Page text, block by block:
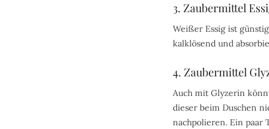
3. Zaubermittel
Weißer Essig ist
kalklösend und
4. Zaubermittel
Auch mit Glyzerin
dieser beim Duschen
nachpolieren. Ein paar